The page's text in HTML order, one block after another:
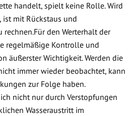
handelt, spielt keine Rolle. Wird
ist mit Rückstaus und
rechnen.Für den Werterhalt der
regelmäßige Kontrolle und
äußerster Wichtigkeit. Werden die
immer wieder beobachtet, kann
zur Folge haben.
nicht nur durch Verstopfungen
Wasseraustritt im